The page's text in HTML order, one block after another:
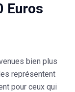
Euros
bien plus
représentent
pour ceux qui